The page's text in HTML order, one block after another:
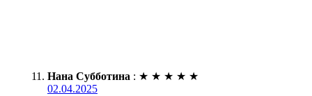
Нана Субботина : ★ ★ ★ ★ ★
02.04.2025